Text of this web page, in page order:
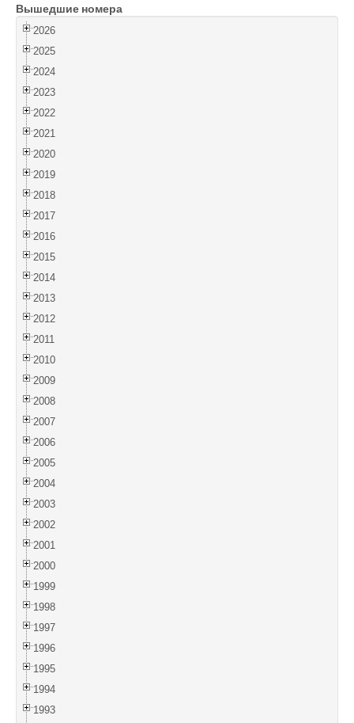
Вышедшие номера
2026
2025
2024
2023
2022
2021
2020
2019
2018
2017
2016
2015
2014
2013
2012
2011
2010
2009
2008
2007
2006
2005
2004
2003
2002
2001
2000
1999
1998
1997
1996
1995
1994
1993